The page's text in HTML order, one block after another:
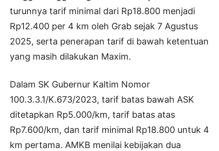
turunnya tarif minimal dari Rp18.800 menjadi
Rp12.400 per 4 km oleh Grab sejak 7 Agustus
2025, serta penerapan tarif di bawah ketentuan
yang masih dilakukan Maxim.
Dalam SK Gubernur Kaltim Nomor
100.3.3.1/K.673/2023, tarif batas bawah ASK
ditetapkan Rp5.000/km, tarif batas atas
Rp7.600/km, dan tarif minimal Rp18.800 untuk 4
km pertama. AMKB menilai kebijakan dua